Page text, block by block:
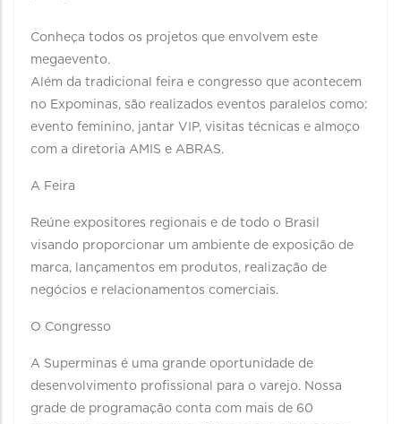
Conheça todos os projetos que envolvem este
megaevento.
Além da tradicional feira e congresso que acontecem
no Expominas, são realizados eventos paralelos como:
evento feminino, jantar VIP, visitas técnicas e almoço
com a diretoria AMIS e ABRAS.
A Feira
Reúne expositores regionais e de todo o Brasil
visando proporcionar um ambiente de exposição de
marca, lançamentos em produtos, realização de
negócios e relacionamentos comerciais.
O Congresso
A Superminas é uma grande oportunidade de
desenvolvimento profissional para o varejo. Nossa
grade de programação conta com mais de 60